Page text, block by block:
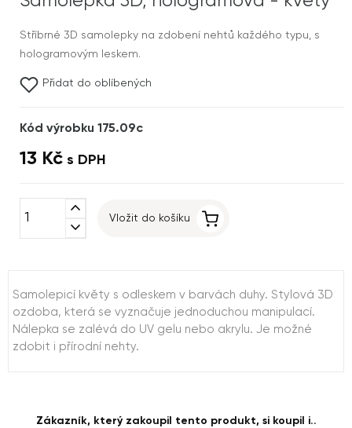
Stříbrné 3D samolepky na zdobení nehtů každého typu, s
hologramovým leskem.
Přidat do oblíbených
Kód výrobku 175.09c
13 Kč s DPH
expand_less
expand_more
Vložit do košíku
Samolepicí květy s odleskem v barvách duhy. Stylová 3D
ozdoba, která se vyznačuje jednoduchou manipulací.
Nálepka se zalévá do UV gelu nebo akrylu. Je možné
zdobit i přírodní nehty.
Zákazník, který zakoupil tento produkt, si koupil i..